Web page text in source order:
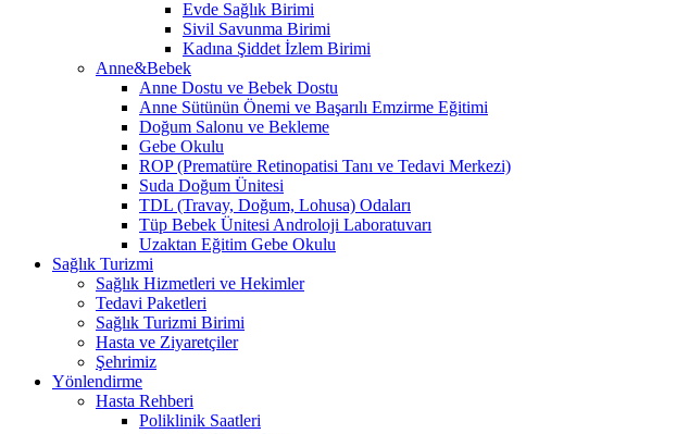
Evde Sağlık Birimi
Sivil Savunma Birimi
Kadına Şiddet İzlem Birimi
Anne&Bebek
Anne Dostu ve Bebek Dostu
Anne Sütünün Önemi ve Başarılı Emzirme Eğitimi
Doğum Salonu ve Bekleme
Gebe Okulu
ROP (Prematüre Retinopatisi Tanı ve Tedavi Merkezi)
Suda Doğum Ünitesi
TDL (Travay, Doğum, Lohusa) Odaları
Tüp Bebek Ünitesi Androloji Laboratuvarı
Uzaktan Eğitim Gebe Okulu
Sağlık Turizmi
Sağlık Hizmetleri ve Hekimler
Tedavi Paketleri
Sağlık Turizmi Birimi
Hasta ve Ziyaretçiler
Şehrimiz
Yönlendirme
Hasta Rehberi
Poliklinik Saatleri